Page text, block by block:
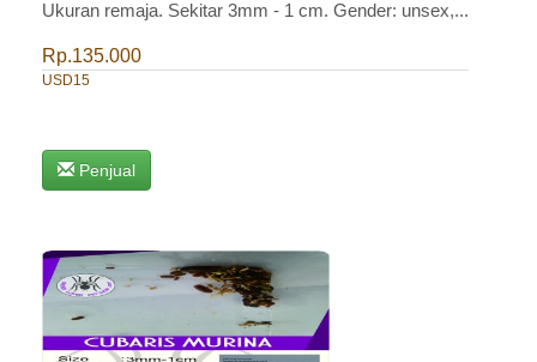
Ukuran remaja. Sekitar 3mm - 1 cm. Gender: unsex,...
Rp.135.000
USD15
Penjual